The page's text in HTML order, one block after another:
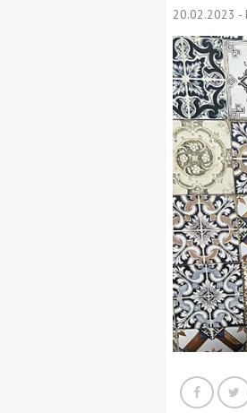
20.02.2023 -